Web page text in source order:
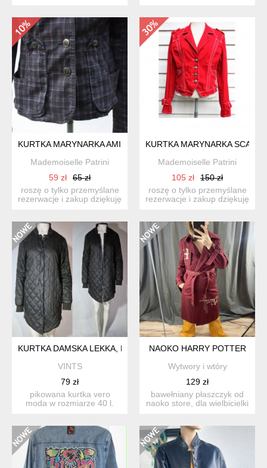
KURTKA MARYNARKA AMISU
Mademoiselle Patrini
59 zł
65 zł
roszę o tylko przemyślane
rezerwacje i zakup dziękuję
KURTKA MARYNARKA SCARVA
Mademoiselle Patrini
105 zł
150 zł
roszę o tylko przemyślane
rezerwacje i zakup dziękuję
KURTKA DAMSKA LEKKA, PIKOWANA Z OCIEPLENIEM NA
VINTS
79 zł
pikowana kurtka vero
moda w rozmiarze 40 l.
NAOKO HARRY POTTER
Wytwory i wtóry
129 zł
bawełniany płaszczyk od
naoko store, dla wielbicielki